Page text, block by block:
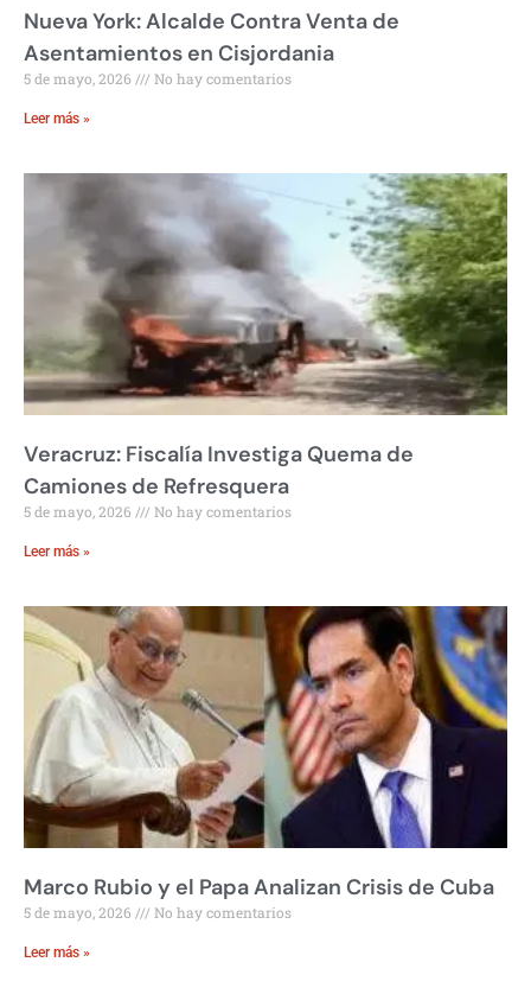
Nueva York: Alcalde Contra Venta de
Asentamientos en Cisjordania
5 de mayo, 2026 No hay comentarios
Leer más »
Veracruz: Fiscalía Investiga Quema de
Camiones de Refresquera
5 de mayo, 2026 No hay comentarios
Leer más »
Marco Rubio y el Papa Analizan Crisis de Cuba
5 de mayo, 2026 No hay comentarios
Leer más »